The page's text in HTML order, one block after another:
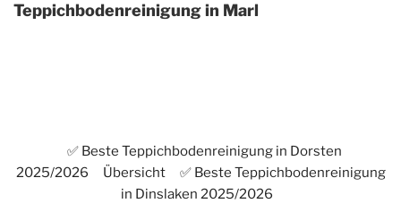
Teppichbodenreinigung in Marl
✅ Beste Teppichbodenreinigung in Dorsten
2025/2026
Übersicht
✅ Beste Teppichbodenreinigung
in Dinslaken 2025/2026